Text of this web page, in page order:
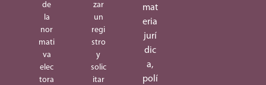
de
la
nor
mati
va
elec
tora
zar
un
regi
stro
y
solic
itar
mat
eria
jurí
dic
a,
polí